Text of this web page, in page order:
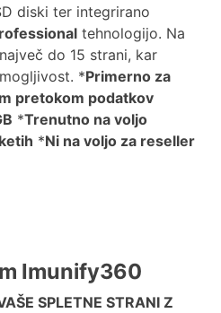
diski ter integrirano
tehnologijo. Na
do 15 strani, kar
*Primerno za
pretokom podatkov
*Trenutno na voljo
*Ni na voljo za reseller
Imunify360
SPLETNE STRANI Z